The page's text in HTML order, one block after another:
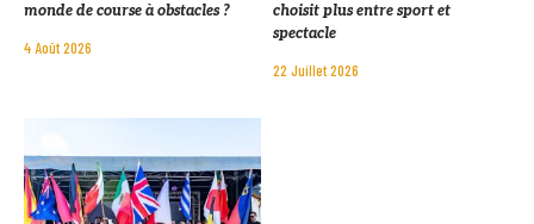
monde de course à obstacles ?
4 Août 2026
choisit plus entre sport et
spectacle
22 Juillet 2026